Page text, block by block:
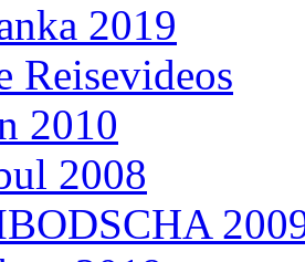
2019
Reisevideos
2010
2008